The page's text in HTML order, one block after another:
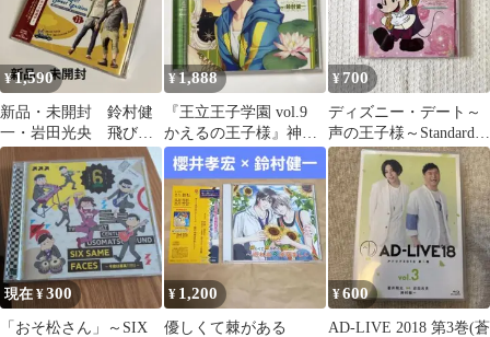
¥1,590
新品・未開封 鈴村健
一・岩田光央 飛び出
せ！！スウィートイグ
ニッション11
¥1,888
『王立王子学園 vol.9
かえるの王子様』神崎
薫（CV：鈴村健一）
CD
¥700
ディズニー・デート～
声の王子様～Standard
Edition
現在 ¥300
「おそ松さん」～SIX
¥ 1,200
優しくて棘がある
¥600
AD-LIVE 2018 第3巻(蒼